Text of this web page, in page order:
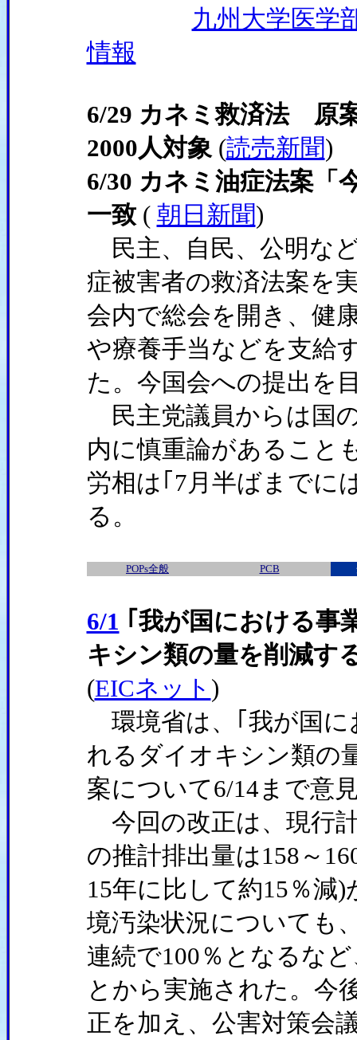
九州大学医学
情報
6/29 カネミ救済法 原
2000人対象(読売新聞)
6/30 カネミ油症法案
一致( 朝日新聞)
民主、自民、公明な
症被害者の救済法案を
会内で総会を開き、健
や療養手当などを支給
た。今国会への提出を
民主党議員からは国
内に慎重論があること
労相は｢7月半ばまでに
る。
POPs全般 PCB
6/1 ｢我が国における事
キシン類の量を削減す
(EICネット )
環境省は、｢我が国に
れるダイオキシン類の
案について6/14まで意
今回の改正は、現行
の推計排出量は158～
15年に比して約15％減
境汚染状況についても
連続で100％となるな
とから実施された。今
正を加え、公害対策会